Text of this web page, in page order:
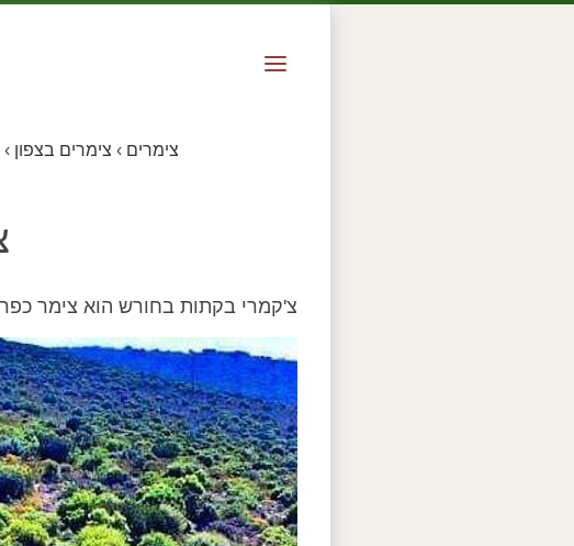
צימרים › צימרים בצפון ›
צ'קמרי בקתות בחורש הוא צימר